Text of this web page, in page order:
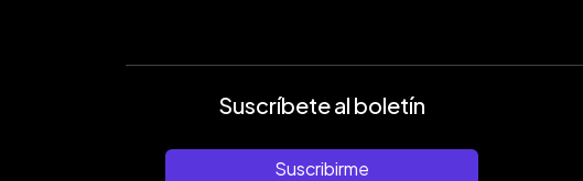
Suscríbete al boletín
Suscribirme